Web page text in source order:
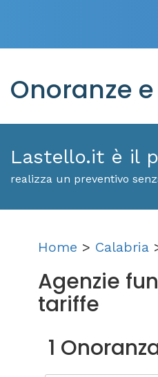
Onoranze
Lastello.it è il
realizza un preventivo
Home > Calabria
Agenzie
tariffe
1